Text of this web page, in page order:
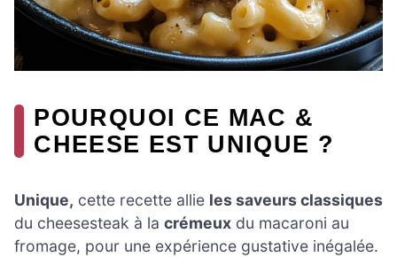
POURQUOI CE MAC &
CHEESE EST UNIQUE ?
Unique, cette recette allie les saveurs classiques
du cheesesteak à la crémeux du macaroni au
fromage, pour une expérience gustative inégalée.